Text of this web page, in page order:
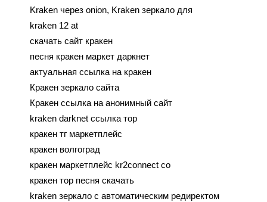
Kraken через onion, Kraken зеркало для
kraken 12 at
скачать сайт кракен
песня кракен маркет даркнет
актуальная ссылка на кракен
Кракен зеркало сайта
Кракен ссылка на анонимный сайт
kraken darknet ссылка тор
кракен тг маркетплейс
кракен волгоград
кракен маркетплейс kr2connect co
кракен тор песня скачать
kraken зеркало с автоматическим редиректом